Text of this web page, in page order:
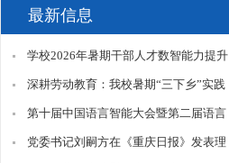
最新信息
学校2026年暑期干部人才数智能力提升
专题培训班圆满结业
深耕劳动教育：我校暑期“三下乡”实践
团队赴梁平区调研中药材特色产业振兴
之路
第十届中国语言智能大会暨第二届语言
脑机接口镜湖论坛在我校成功举办
党委书记刘嗣方在《重庆日报》发表理